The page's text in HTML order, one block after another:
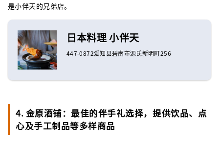
是小伴天的兄弟店。
日本料理 小伴天
447-0872爱知县碧南市源氏新明町256
4. 金原酒铺：最佳的伴手礼选择，提供饮品、点
心及手工制品等多样商品